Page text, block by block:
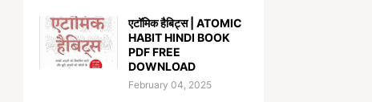
एटॉमिक हैबिट्स | ATOMIC
HABIT HINDI BOOK
PDF FREE
DOWNLOAD
February 04, 2025